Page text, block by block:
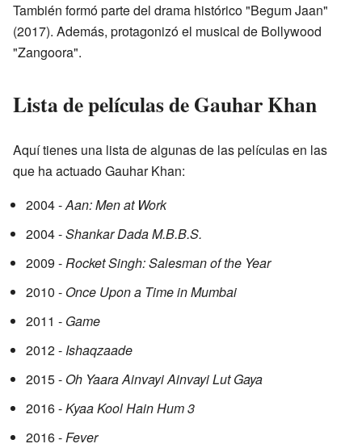
También formó parte del drama histórico "Begum Jaan"
(2017). Además, protagonizó el musical de Bollywood
"Zangoora".
Lista de películas de Gauhar Khan
Aquí tienes una lista de algunas de las películas en las
que ha actuado Gauhar Khan:
2004 -Aan: Men at Work
2004 -Shankar Dada M.B.B.S.
2009 -Rocket Singh: Salesman of the Year
2010 - Once Upon a Time in Mumbai
2011 - Game
2012 - Ishaqzaade
2015 - Oh Yaara Ainvayi Ainvayi Lut Gaya
2016 -Kyaa Kool Hain Hum 3
2016 -Fever